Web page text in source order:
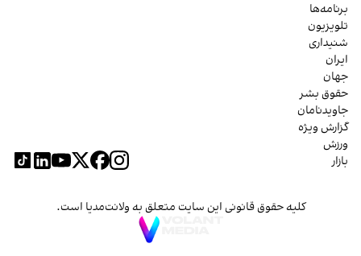
برنامه‌ها
تلویزیون
شنیداری
ایران
جهان
حقوق بشر
جاویدنامان
گزارش ویژه
ورزش
بازار
کلیه حقوق قانونی این سایت متعلق به ولانت‌مدیا است.